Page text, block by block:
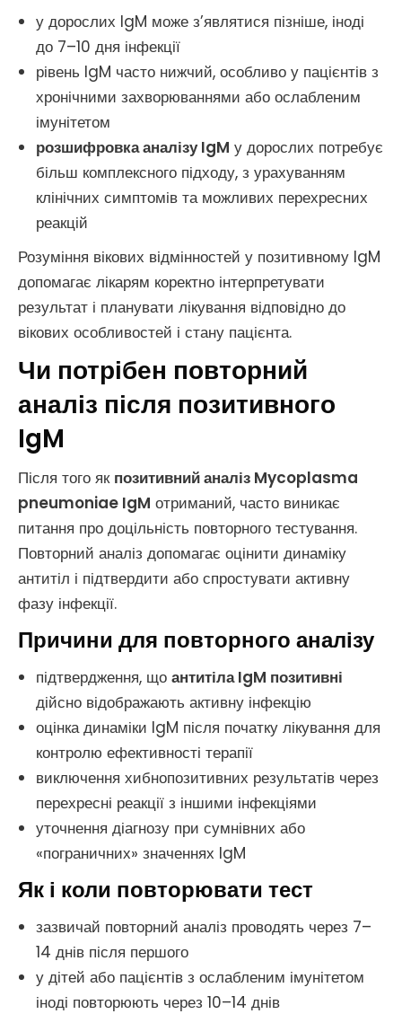
у дорослих IgM може з’являтися пізніше, іноді
до 7–10 дня інфекції
рівень IgM часто нижчий, особливо у пацієнтів з
хронічними захворюваннями або ослабленим
імунітетом
розшифровка аналізу IgM у дорослих потребує
більш комплексного підходу, з урахуванням
клінічних симптомів та можливих перехресних
реакцій
Розуміння вікових відмінностей у позитивному IgM
допомагає лікарям коректно інтерпретувати
результат і планувати лікування відповідно до
вікових особливостей і стану пацієнта.
Чи потрібен повторний
аналіз після позитивного
IgM
Після того як позитивний аналіз Mycoplasma
pneumoniae IgM отриманий, часто виникає
питання про доцільність повторного тестування.
Повторний аналіз допомагає оцінити динаміку
антитіл і підтвердити або спростувати активну
фазу інфекції.
Причини для повторного аналізу
підтвердження, що антитіла IgM позитивні
дійсно відображають активну інфекцію
оцінка динаміки IgM після початку лікування для
контролю ефективності терапії
виключення хибнопозитивних результатів через
перехресні реакції з іншими інфекціями
уточнення діагнозу при сумнівних або
«пограничних» значеннях IgM
Як і коли повторювати тест
зазвичай повторний аналіз проводять через 7–
14 днів після першого
у дітей або пацієнтів з ослабленим імунітетом
іноді повторюють через 10–14 днів